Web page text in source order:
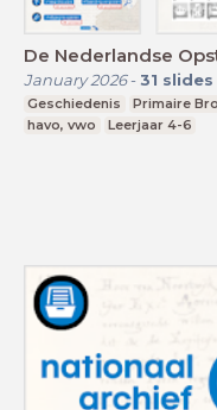
De Nederlandse
January 2026- 31 slides
Geschiedenis Primaire
havo, vwo
Leerjaar 4-6